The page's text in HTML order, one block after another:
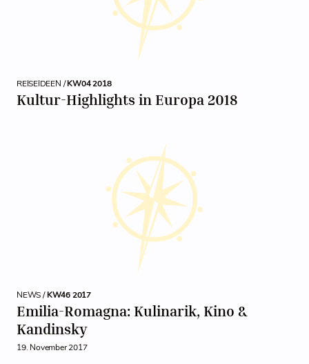
REISEIDEEN /KW04 2018
Kultur-Highlights in Europa 2018
NEWS /KW46 2017
Emilia-Romagna: Kulinarik, Kino &
Kandinsky
19. November 2017